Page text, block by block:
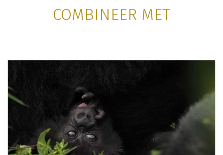
COMBINEER MET